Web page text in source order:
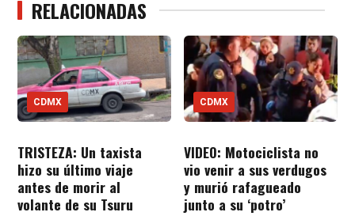
RELACIONADAS
CDMX
TRISTEZA: Un taxista
hizo su último viaje
antes de morir al
volante de su Tsuru
CDMX
VIDEO: Motociclista no
vio venir a sus verdugos
y murió rafagueado
junto a su ‘potro’